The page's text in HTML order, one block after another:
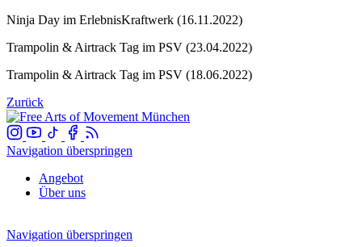
Ninja Day im ErlebnisKraftwerk (16.11.2022)
Trampolin & Airtrack Tag im PSV (23.04.2022)
Trampolin & Airtrack Tag im PSV (18.06.2022)
Zurück
Navigation überspringen
Angebot
Über uns
Navigation überspringen